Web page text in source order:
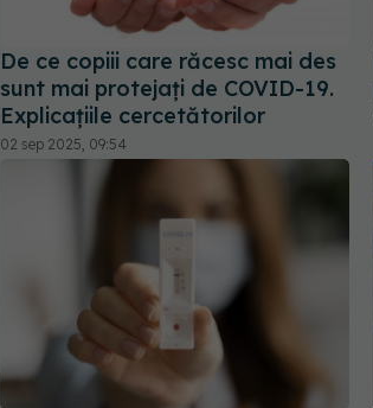
De ce copiii care răcesc mai des
sunt mai protejați de COVID-19.
Explicațiile cercetătorilor
02 sep 2025, 09:54